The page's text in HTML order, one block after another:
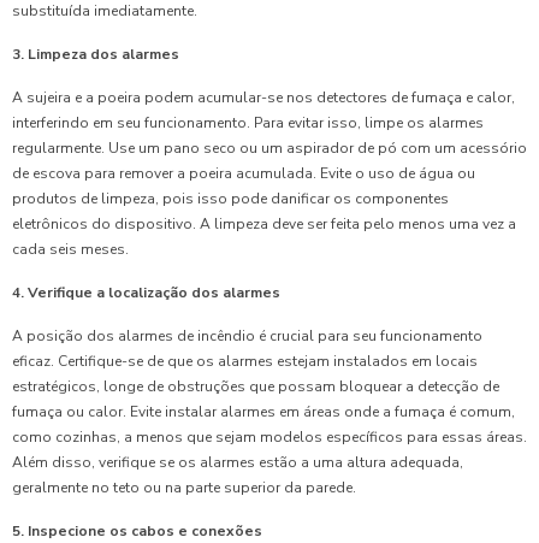
substituída imediatamente.
3. Limpeza dos alarmes
A sujeira e a poeira podem acumular-se nos detectores de fumaça e calor,
interferindo em seu funcionamento. Para evitar isso, limpe os alarmes
regularmente. Use um pano seco ou um aspirador de pó com um acessório
de escova para remover a poeira acumulada. Evite o uso de água ou
produtos de limpeza, pois isso pode danificar os componentes
eletrônicos do dispositivo. A limpeza deve ser feita pelo menos uma vez a
cada seis meses.
4. Verifique a localização dos alarmes
A posição dos alarmes de incêndio é crucial para seu funcionamento
eficaz. Certifique-se de que os alarmes estejam instalados em locais
estratégicos, longe de obstruções que possam bloquear a detecção de
fumaça ou calor. Evite instalar alarmes em áreas onde a fumaça é comum,
como cozinhas, a menos que sejam modelos específicos para essas áreas.
Além disso, verifique se os alarmes estão a uma altura adequada,
geralmente no teto ou na parte superior da parede.
5. Inspecione os cabos e conexões